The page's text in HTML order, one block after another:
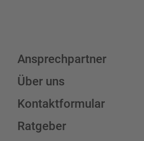
Ansprechpartner
Über uns
Kontaktformular
Ratgeber